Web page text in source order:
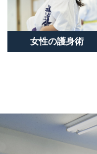
女性の護身術